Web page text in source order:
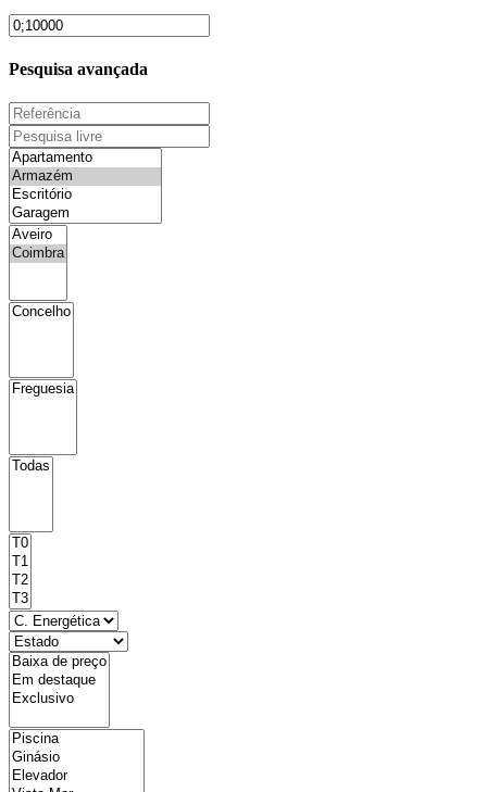
Pesquisa avançada